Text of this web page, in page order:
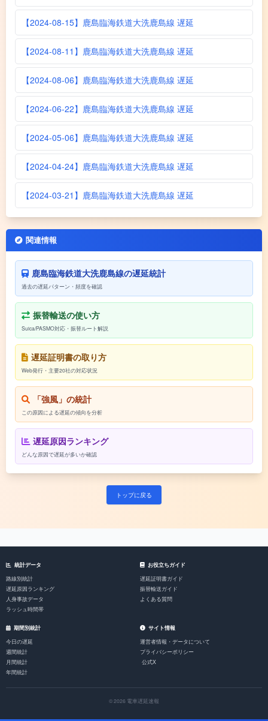
【2024-08-15】鹿島臨海鉄道大洗鹿島線 遅延
【2024-08-11】鹿島臨海鉄道大洗鹿島線 遅延
【2024-08-06】鹿島臨海鉄道大洗鹿島線 遅延
【2024-06-22】鹿島臨海鉄道大洗鹿島線 遅延
【2024-05-06】鹿島臨海鉄道大洗鹿島線 遅延
【2024-04-24】鹿島臨海鉄道大洗鹿島線 遅延
【2024-03-21】鹿島臨海鉄道大洗鹿島線 遅延
関連情報
鹿島臨海鉄道大洗鹿島線の遅延統計
過去の遅延パターン・頻度を確認
振替輸送の使い方
Suica/PASMO対応・振替ルート解説
遅延証明書の取り方
Web発行・主要20社の対応状況
「強風」の統計
この原因による遅延の傾向を分析
遅延原因ランキング
どんな原因で遅延が多いか確認
トップに戻る
統計データ
路線別統計
遅延原因ランキング
人身事故データ
ラッシュ時間帯
お役立ちガイド
遅延証明書ガイド
振替輸送ガイド
よくある質問
期間別統計
今日の遅延
週間統計
月間統計
年間統計
サイト情報
運営者情報・データについて
プライバシーポリシー
公式X
© 2026 電車遅延速報